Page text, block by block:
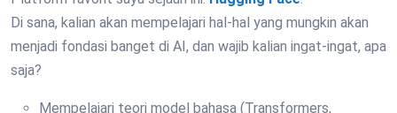
Di sana, kalian akan mempelajari hal-hal yang mungkin akan
menjadi fondasi banget di AI, dan wajib kalian ingat-ingat, apa
saja?
Mempelajari teori model bahasa (Transformers,